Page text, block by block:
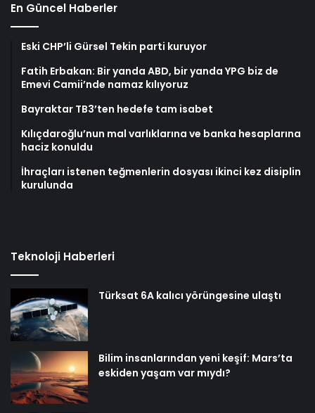
En Güncel Haberler
Eski CHP’li Gürsel Tekin parti kuruyor
Fatih Erbakan: Bir yanda ABD, bir yanda YPG biz de
Emevi Camii’nde namaz kılıyoruz
Bayraktar TB3’ten hedefe tam isabet
Kılıçdaroğlu’nun mal varlıklarına ve banka hesaplarına
haciz konuldu
İhraçları istenen teğmenlerin dosyası ikinci kez disiplin
kurulunda
Teknoloji Haberleri
Türksat 6A kalıcı yörüngesine ulaştı
Bilim insanlarından yeni keşif: Mars’ta
eskiden yaşam var mıydı?